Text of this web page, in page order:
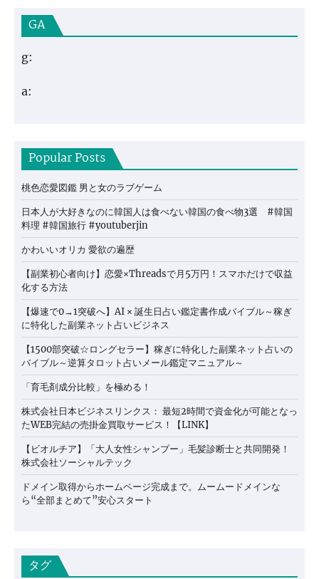
GA
g:
a:
Popular Posts
桃色恋愛図鑑 男と女のラブゲーム
日本人が大好きなのに韓国人は食べない韓国の食べ物3選 #韓国
料理 #韓国旅行 #youtuberjin
かわいいオリカ 愛欲の遍歴
【副業初心者向け】恋愛×Threadsで月5万円！スマホだけで収益
化する方法
【爆速で0→1突破へ】AI × 誕生日占い鑑定書作成バイブル～稼ぎ
に特化した副業ネット占いビジネス
【1500部突破☆ロングセラー】稼ぎに特化した副業ネット占いの
バイブル～逆算タロット占いメール鑑定マニュアル～
「育毛剤成分比較」を極める！
株式会社日本ビジネスリンクス： 最短2時間で資金化が可能となっ
たWEB完結の売掛金買取サービス！【LINK】
【ビオルチア】「大人女性シャンプー」毛髪診断士と共同開発！
株式会社ソーシャルテック
ドメイン取得からホームページ完成まで。ムームードメインな
ら“全部まとめて”安心スタート
タグ